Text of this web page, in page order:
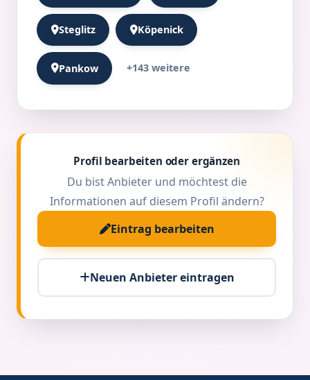
Steglitz Köpenick
Pankow +143 weitere
Profil bearbeiten oder ergänzen
Du bist Anbieter und möchtest die
Informationen auf diesem Profil ändern?
Eintrag bearbeiten
Neuen Anbieter eintragen